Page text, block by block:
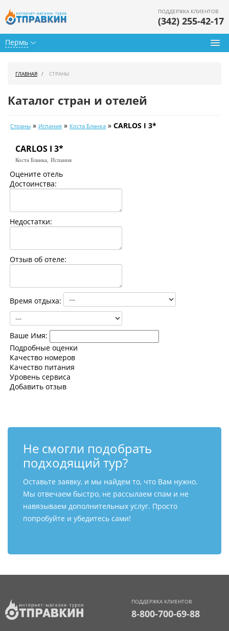
Пермь
ПОДДЕРЖКА КЛИЕНТОВ
(342) 255-42-17
Календарь туров
Цены дня
Страны
ГЛАВНАЯ СТРАНЫ
Каталог стран и отелей
Страны » Испания » Коста Бланка » CARLOS I 3*
CARLOS I 3*
Коста Бланка, Испания
Оцените отель
Достоинства:
Недостатки:
Отзыв об отеле:
Время отдыха:
Ваше Имя:
Подробные оценки
Качество номеров
Качество питания
Уровень сервиса
Добавить отзыв
Не смогли подобрать
подходящий тур?
Оставьте заявку, и мы найдем то, что Вам нужно.
Мы отвечаем быстро, не рассылаем спам и не
навязываем дополнительных услуг. Просто
попробуйте и убедитесь сами!
ПОДДЕРЖКА КЛИЕНТОВ
8-800-700-69-88